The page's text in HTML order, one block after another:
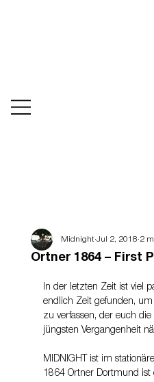
Ortner 1864 – First
Midnight Jul 2, 2018 2
In der letzten Zeit ist viel
endlich Zeit gefunden,
zu verfassen, der euch
jüngsten Vergangenheit
MIDNIGHT ist im
1864 Ortner Dortmund ist